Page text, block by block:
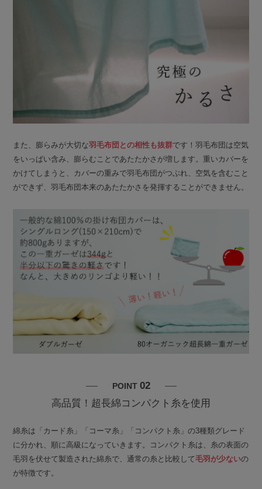
また、膨らみが大切な羽毛布団との相性も抜群です！羽毛布団は空気
をいっぱい含み、膨らむことであたたかさが増します。重いカバーを
かけてしまうと、カバーの重みで羽毛布団がつぶれ、空気を含むこと
ができず、羽毛布団本来のあたたかさを発揮することができません。
POINT 02
高品質！超長綿コンパクト糸を使用
綿糸は「カード糸」「コーマ糸」「コンパクト糸」の3種類グレード
に分かれ、順に高級になっていきます。コンパクト糸は、糸の表面の
毛羽を伏せて製造された綿糸で、通常の糸と比較して毛羽が少ないの
が特徴です。